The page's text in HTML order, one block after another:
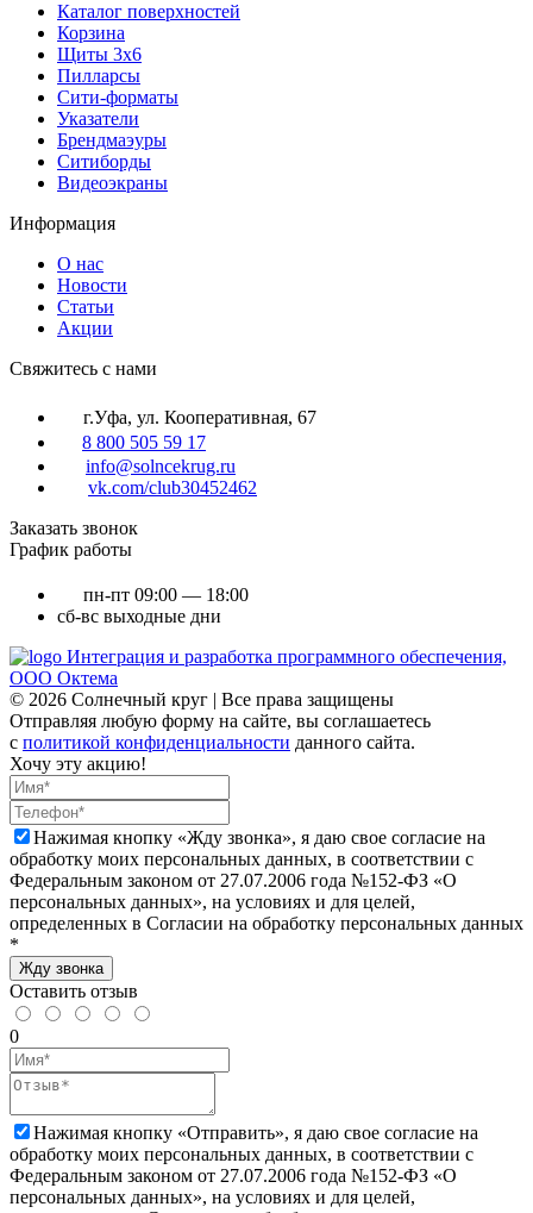
Каталог поверхностей
Корзина
Щиты 3х6
Пилларсы
Сити-форматы
Указатели
Брендмаэуры
Ситиборды
Видеоэкраны
Информация
О нас
Новости
Статьи
Акции
Cвяжитесь с нами
г.Уфа, ул. Кооперативная, 67
8 800 505 59 17
info@solncekrug.ru
vk.com/club30452462
Заказать звонок
График работы
пн-пт 09:00 — 18:00
сб-вс выходные дни
Интеграция и разработка программного обеспечения,
ООО Октема
© 2026 Солнечный круг | Все права защищены
Отправляя любую форму на сайте, вы соглашаетесь
с политикой конфиденциальности данного сайта.
Хочу эту акцию!
Нажимая кнопку «Жду звонка», я даю свое согласие на
обработку моих персональных данных, в соответствии с
Федеральным законом от 27.07.2006 года №152-ФЗ «О
персональных данных», на условиях и для целей,
определенных в Согласии на обработку персональных данных
*
Жду звонка
Оставить отзыв
0
Нажимая кнопку «Отправить», я даю свое согласие на
обработку моих персональных данных, в соответствии с
Федеральным законом от 27.07.2006 года №152-ФЗ «О
персональных данных», на условиях и для целей,